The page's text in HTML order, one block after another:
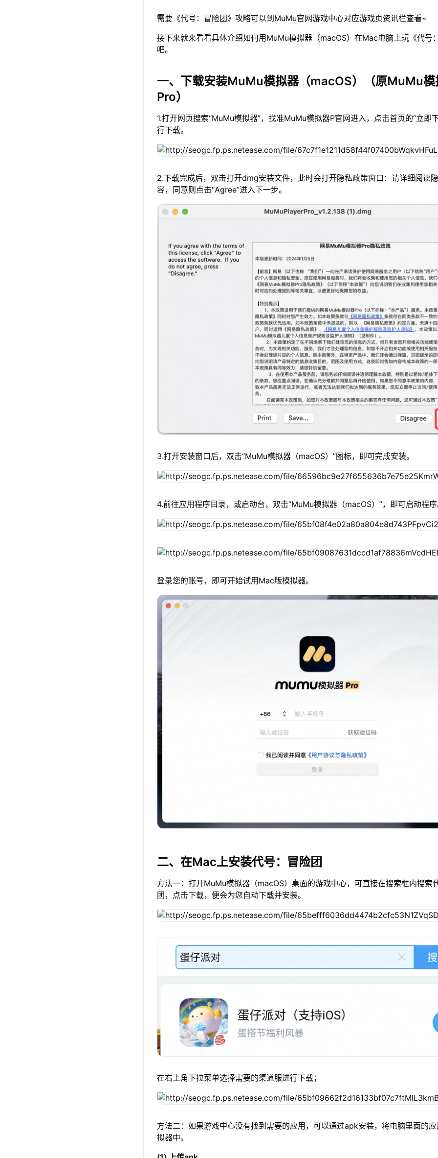
需要《代号：冒险团》攻略可以到MuMu官网游戏中心对应游戏页资讯栏查看~
接下来就来看看具体介绍如何用MuMu模拟器（macOS）在Mac电脑上玩《代号
吧。
一、下载安装MuMu模拟器（macOS）（原MuMu模
Pro）
1.打开网页搜索“MuMu模拟器”，找准MuMu模拟器P官网进入，点击首页的“立即
行下载。
2.下载完成后，双击打开dmg安装文件，此时会打开隐私政策窗口：请详细阅读
容，同意则点击“Agree”进入下一步。
3.打开安装窗口后，双击“MuMu模拟器（macOS）”图标，即可完成安装。
4.前往应用程序目录，或启动台，双击“MuMu模拟器（macOS）”，即可启动程
登录您的账号，即可开始试用Mac版模拟器。
二、在Mac上安装代号：冒险团
方法一：打开MuMu模拟器（macOS）桌面的游戏中心，可直接在搜索框内搜索
团，点击下载，便会为您自动下载并安装。
在右上角下拉菜单选择需要的渠道服进行下载；
方法二：如果游戏中心没有找到需要的应用，可以通过apk安装，将电脑里面的
拟器中。